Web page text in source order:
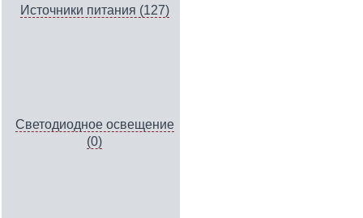
Источники питания (127)
Светодиодное освещение
(0)